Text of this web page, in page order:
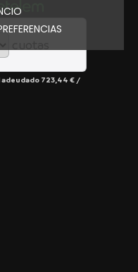
723,44 € /